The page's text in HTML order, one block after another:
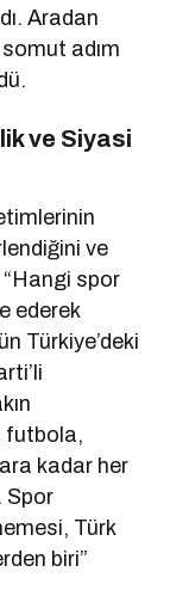
Aradan
adım
ve Siyasi
ve
spor
ederek
Türkiye’deki
futbola,
kadar her
Spor
Türk
biri”